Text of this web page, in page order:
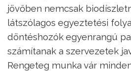
jövőben nemcsak
látszólagos egyeztetési
döntéshozók egyenrangú
számítanak a szervezetek
Rengeteg munka vár